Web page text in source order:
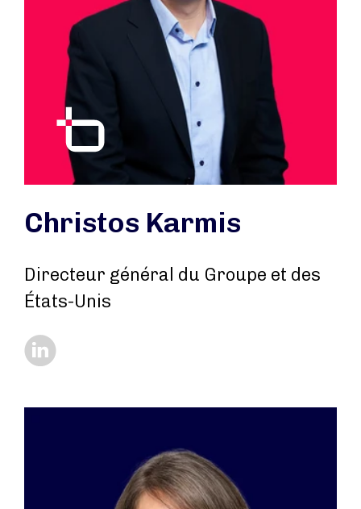
Christos Karmis
Directeur général du Groupe et des
États-Unis